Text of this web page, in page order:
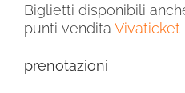
Biglietti disponibili
punti vendita Vivaticket
prenotazioni